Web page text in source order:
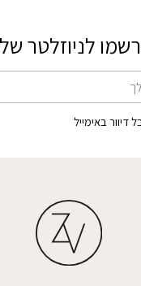
לניוזלטר
באימייל